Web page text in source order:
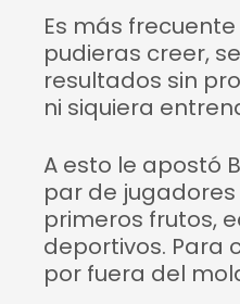
Es más
pudieras creer,
resultados sin
ni siquiera
A esto le apostó
par de jugadores
primeros frutos,
deportivos. Para
por fuera del